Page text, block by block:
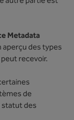
Metadata
des types
recevoir.
de
des